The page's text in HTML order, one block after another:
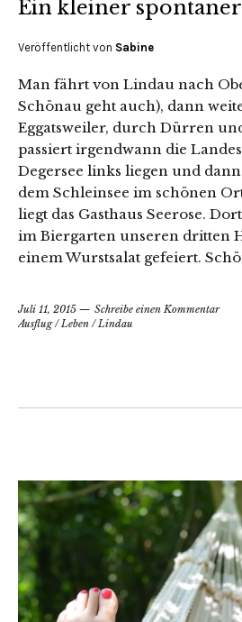
Ein kleiner
Veröffentlicht von Sabine
Man fährt von Lindau nach
Schönau geht auch), dann
Eggatsweiler, durch Dürren
passiert irgendwann die
Degersee links liegen und
dem Schleinsee im schönen
liegt das Gasthaus Seerose.
im Biergarten unseren dritten
einem Wurstsalat gefeiert.
Juli 11, 2015
Schreibe einen Kommentar
Ausflug/ Leben / Lindau